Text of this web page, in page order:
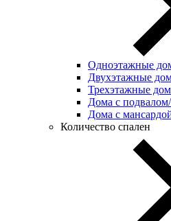
Одноэтажные
Двухэтажные
Трехэтажные
Дома с
Дома с
Количество спален